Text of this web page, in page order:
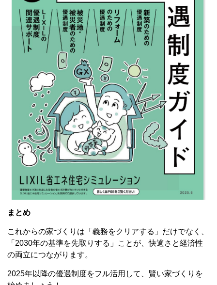
まとめ
これからの家づくりは「義務をクリアする」だけでなく、
「2030年の基準を先取りする」ことが、快適さと経済性
の両立につながります。
2025年以降の優遇制度をフル活用して、賢い家づくりを